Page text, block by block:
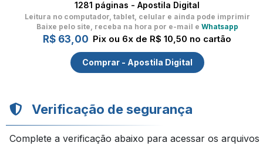
1281 páginas - Apostila Digital
Leitura no computador, tablet, celular e ainda pode imprimir
Baixe pelo site, receba na hora por e-mail e Whatsapp
R$ 63,00 Pix ou 6x de R$ 10,50 no cartão
Comprar - Apostila Digital
Verificação de segurança
Complete a verificação abaixo para acessar os arquivos